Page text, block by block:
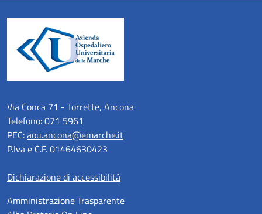
Via Conca 71 - Torrette, Ancona
Telefono:071 5961
PEC:aou.ancona@emarche.it
P.Iva e C.F. 01464630423
Dichiarazione di accessibilità
Amministrazione Trasparente